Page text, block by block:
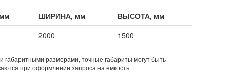
ШИРИНА, мм
ВЫСОТА, мм
2000 1500
размерами, точные габариты могут быть
при оформлении запроса на ёмкость